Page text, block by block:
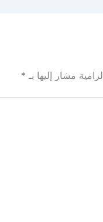
مشار إليها بـ *